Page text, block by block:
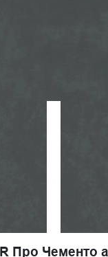
Про Чементо